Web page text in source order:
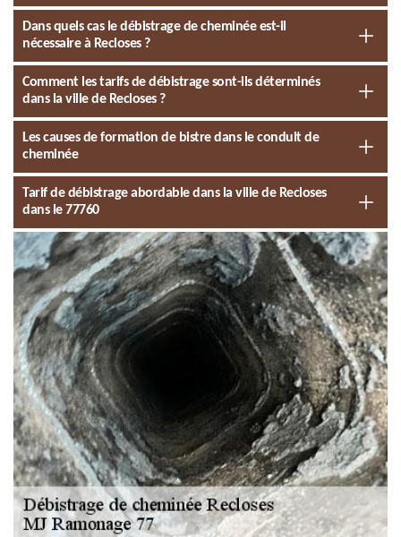
Dans quels cas le débistrage de cheminée est-il
nécessaire à Recloses ?
Comment les tarifs de débistrage sont-ils déterminés
dans la ville de Recloses ?
Les causes de formation de bistre dans le conduit de
cheminée
Tarif de débistrage abordable dans la ville de Recloses
dans le 77760